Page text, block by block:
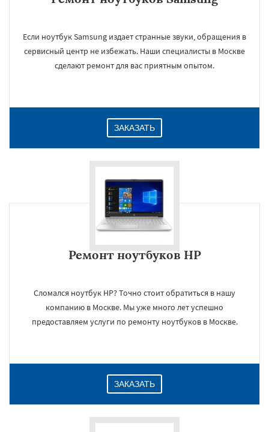
Если ноутбук Samsung издает странные звуки, обращения в
сервисный центр не избежать. Наши специалисты в Москве
сделают ремонт для вас приятным опытом.
ЗАКАЗАТЬ
Ремонт ноутбуков HP
Сломался ноутбук HP? Точно стоит обратиться в нашу
компанию в Москве. Мы уже много лет успешно
предоставляем услуги по ремонту ноутбуков в Москве.
ЗАКАЗАТЬ
×